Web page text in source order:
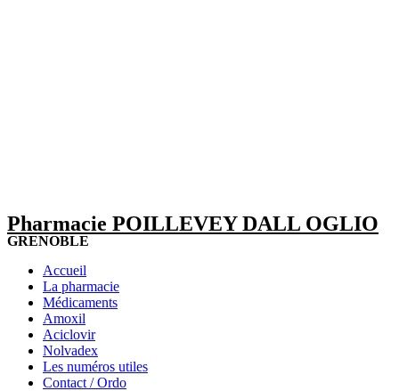
Pharmacie POILLEVEY DALL OGLIO
GRENOBLE
Accueil
La pharmacie
Médicaments
Amoxil
Aciclovir
Nolvadex
Les numéros utiles
Contact / Ordo